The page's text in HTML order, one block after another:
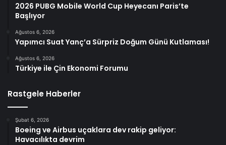
2026 PUBG Mobile World Cup Heyecanı Paris’te
Başlıyor
Ağustos 6, 2026
Yapımcı Suat Yanç’a Sürpriz Doğum Günü Kutlaması!
Ağustos 6, 2026
Türkiye ile Çin Ekonomi Forumu
Rastgele Haberler
Şubat 6, 2026
Boeing ve Airbus uçaklara dev rakip geliyor:
Havacılıkta devrim